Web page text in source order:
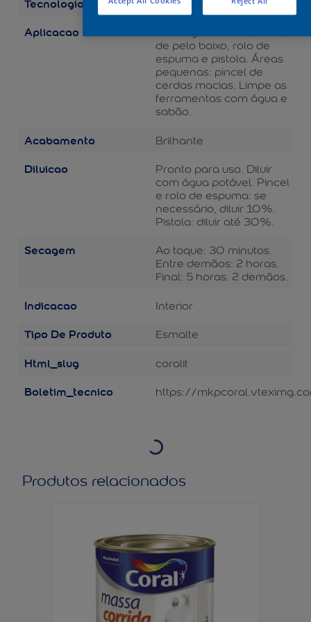
Balance
Aplicacao
de pelo baixo, rolo de
espuma e pistola. Áreas
pequenas: pincel de
cerdas macias. Limpe as
ferramentas com água e
sabão.
Acabamento Brilhante
Diluicao
Pronto para uso. Diluir
com água potável. Pincel
e rolo de espuma: se
necessário, diluir 10%.
Pistola: diluir até 30%.
Secagem
Ao toque: 30 minutos.
Entre demãos: 2 horas.
Final: 5 horas. 2 demãos.
Indicacao Interior
Tipo De Produto Esmalte
Html_slug coralit
Boletim_tecnico https://
Produtos relacionados